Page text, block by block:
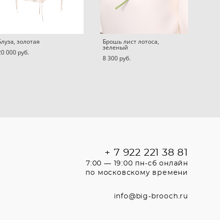
золотая
000 pуб.
Брошь лист лотоса,
зеленый
8 300 pуб.
+ 7 922 221 38 81
7:00 — 19:00 пн-сб онлайн
по московскому времени
info@big-brooch.ru